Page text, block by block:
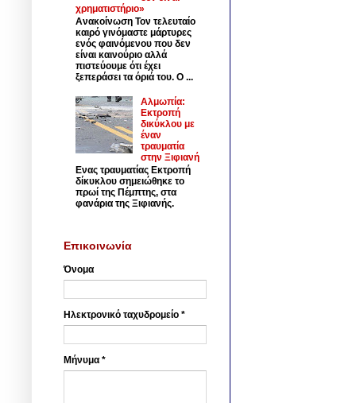
χρηματιστήριο»
Ανακοίνωση Τον τελευταίο
καιρό γινόμαστε μάρτυρες
ενός φαινόμενου που δεν
είναι καινούριο αλλά
πιστεύουμε ότι έχει
ξεπεράσει τα όριά του. Ο ...
Αλμωπία:
Εκτροπή
δικύκλου με
έναν
τραυματία
στην Ξιφιανή
Ενας τραυματίας Εκτροπή
δίκυκλου σημειώθηκε το
πρωί της Πέμπτης, στα
φανάρια της Ξιφιανής.
Επικοινωνία
Όνομα
Ηλεκτρονικό ταχυδρομείο *
Μήνυμα *